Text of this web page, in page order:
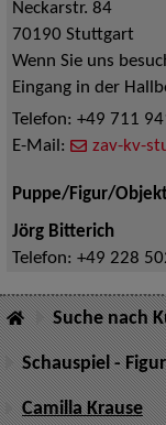
Neckarstr. 84
70190 Stuttgart
Wenn Sie uns
Eingang in der
Telefon: +49 711
E-Mail:
zav-kv-
Puppe/Figur/
Jörg Bitterich
Telefon: +49 228
Suche nach
Schauspiel -
Camilla Krause